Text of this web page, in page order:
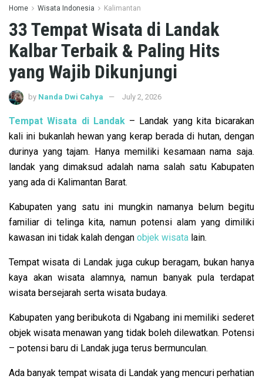
Home Wisata Indonesia Kalimantan
33 Tempat Wisata di Landak
Kalbar Terbaik & Paling Hits
yang Wajib Dikunjungi
by Nanda Dwi Cahya July 2, 2026
Tempat Wisata di Landak – Landak yang kita bicarakan
kali ini bukanlah hewan yang kerap berada di hutan, dengan
durinya yang tajam. Hanya memiliki kesamaan nama saja.
landak yang dimaksud adalah nama salah satu Kabupaten
yang ada di Kalimantan Barat.
Kabupaten yang satu ini mungkin namanya belum begitu
familiar di telinga kita, namun potensi alam yang dimiliki
kawasan ini tidak kalah dengan objek wisata lain.
Tempat wisata di Landak juga cukup beragam, bukan hanya
kaya akan wisata alamnya, namun banyak pula terdapat
wisata bersejarah serta wisata budaya.
Kabupaten yang beribukota di Ngabang ini memiliki sederet
objek wisata menawan yang tidak boleh dilewatkan. Potensi
– potensi baru di Landak juga terus bermunculan.
Ada banyak tempat wisata di Landak yang mencuri perhatian